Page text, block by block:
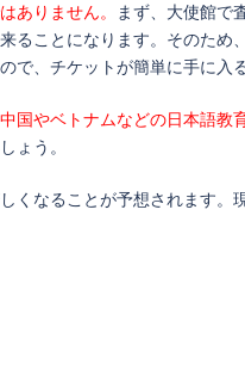
ありません。
まず、大使館で
ることになります。そのため
、チケットが簡単に手に入
中国やベトナムなどの日本語教
ょう。
くなることが予想されます。